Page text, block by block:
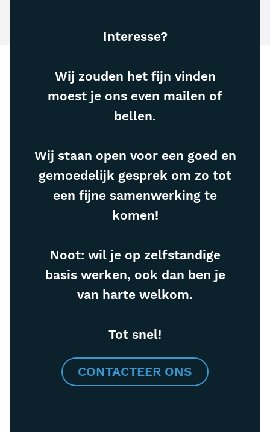
Interesse?
Wij zouden het fijn vinden
moest je ons even mailen of
bellen.
Wij staan open voor een goed en
gemoedelijk gesprek om zo tot
een fijne samenwerking te
komen!
Noot: wil je op zelfstandige
basis werken, ook dan ben je
van harte welkom.
Tot snel!
CONTACTEER ONS